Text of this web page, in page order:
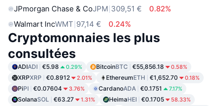
JPmorgan Chase & CoJPM 309,51 €
0.82%
Walmart IncWMT 97,14 € 0.24%
Cryptomonnaies les plus
consultées
ADIADI €5.98 0.29% BitcoinBTC €55,856.18 0.58%
XRPXRP €0.8912 2.01% EthereumETH €1,652.70 0.18%
PiPI €0.07604 3.76% CardanoADA €0.1751 7.17%
SolanaSOL €63.27 1.31% HeimaHEI €0.1705 58.33%